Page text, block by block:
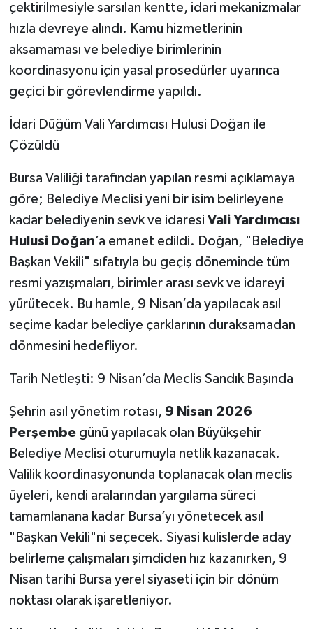
çektirilmesiyle sarsılan kentte, idari mekanizmalar
hızla devreye alındı. Kamu hizmetlerinin
aksamaması ve belediye birimlerinin
koordinasyonu için yasal prosedürler uyarınca
geçici bir görevlendirme yapıldı.
İdari Düğüm Vali Yardımcısı Hulusi Doğan ile
Çözüldü
Bursa Valiliği tarafından yapılan resmi açıklamaya
göre; Belediye Meclisi yeni bir isim belirleyene
kadar belediyenin sevk ve idaresi Vali Yardımcısı
Hulusi Doğan’a emanet edildi. Doğan, "Belediye
Başkan Vekili" sıfatıyla bu geçiş döneminde tüm
resmi yazışmaları, birimler arası sevk ve idareyi
yürütecek. Bu hamle, 9 Nisan’da yapılacak asıl
seçime kadar belediye çarklarının duraksamadan
dönmesini hedefliyor.
Tarih Netleşti: 9 Nisan’da Meclis Sandık Başında
Şehrin asıl yönetim rotası, 9 Nisan 2026
Perşembegünü yapılacak olan Büyükşehir
Belediye Meclisi oturumuyla netlik kazanacak.
Valilik koordinasyonunda toplanacak olan meclis
üyeleri, kendi aralarından yargılama süreci
tamamlanana kadar Bursa’yı yönetecek asıl
"Başkan Vekili"ni seçecek. Siyasi kulislerde aday
belirleme çalışmaları şimdiden hız kazanırken, 9
Nisan tarihi Bursa yerel siyaseti için bir dönüm
noktası olarak işaretleniyor.